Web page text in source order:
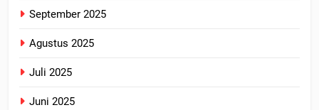
September 2025
Agustus 2025
Juli 2025
Juni 2025